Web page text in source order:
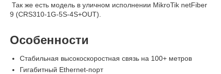
Так же есть модель в уличном исполнении MikroTik netFiber
9 (CRS310-1G-5S-4S+OUT).
Особенности
Стабильная высокоскоростная связь на 100+ метров
Гигабитный Ethernet-порт